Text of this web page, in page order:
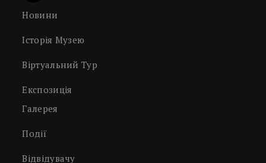
Новини
Історія Музею
Віртуальний Тур
Експозиція
Галерея
Події
Відвідувачу